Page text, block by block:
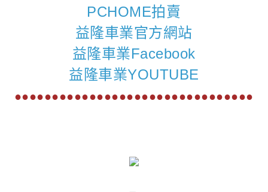
PCHOME拍賣
益隆車業官方網站
益隆車業Facebook
益隆車業YOUTUBE
●●●●●●●●●●●●●●●●●●●●●●●●●●●●●●●●